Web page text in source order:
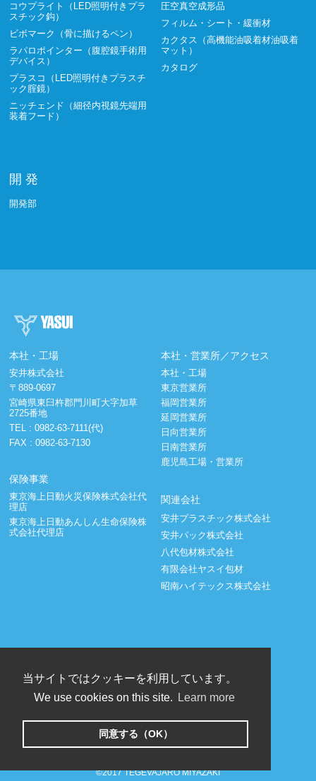
当サイトではクッキーを利用しています。
We use cookies on this site.
Learn more
同意する（OK）
コウプライト（LED照明付きプラ
スチック鈎）
ビボマーク（骨に描けるペン）
ラパロポインター（腹腔鏡手術用
デバイス）
プラスコ（LED照明付きプラスチ
ック腟鏡）
ニッチェンド（細径内視鏡先端用
装着フード）
圧空真空成形品
フィルム・シート・緩衝材
カクタス（高機能油吸着材油吸着
マット）
カタログ
開 発
開発部
本社・工場
安井株式会社
〒889-0697
宮崎県東臼杵郡門川町大字加草
2725番地
TEL :0982-63-7111(代)
FAX : 0982-63-7130
保険事業
東京海上日動火災保険株式会社代
理店
東京海上日動あんしん生命保険株
式会社代理店
本社・営業所／アクセス
本社・工場
東京営業所
福岡営業所
延岡営業所
日向営業所
日南営業所
鹿児島工場・営業所
関連会社
安井プラスチック株式会社
安井パック株式会社
八代包材株式会社
有限会社ヤスイ包材
昭南ハイテックス株式会社
©2017 TEGEVAJARO MIYAZAKI
Copyright © 2006-2026 YASUI Co., Ltd. All right reserved